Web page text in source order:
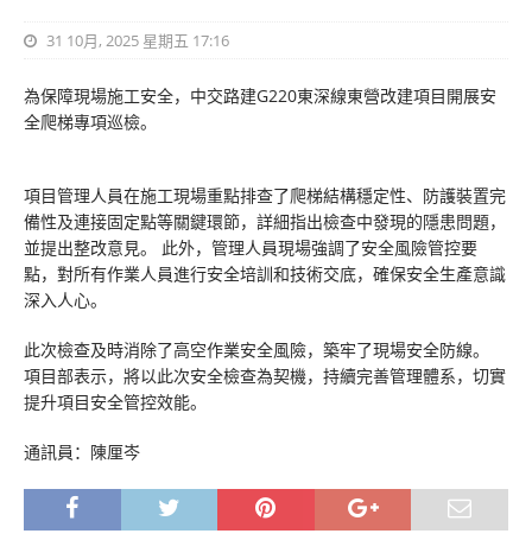
31 10月, 2025 星期五 17:16
為保障現場施工安全，中交路建G220東深線東營改建項目開展安
全爬梯專項巡檢。
項目管理人員在施工現場重點排查了爬梯結構穩定性、防護裝置完
備性及連接固定點等關鍵環節，詳細指出檢查中發現的隱患問題，
並提出整改意見。 此外，管理人員現場強調了安全風險管控要
點，對所有作業人員進行安全培訓和技術交底，確保安全生產意識
深入人心。
此次檢查及時消除了高空作業安全風險，築牢了現場安全防線。
項目部表示，將以此次安全檢查為契機，持續完善管理體系，切實
提升項目安全管控效能。
通訊員：陳厘岑